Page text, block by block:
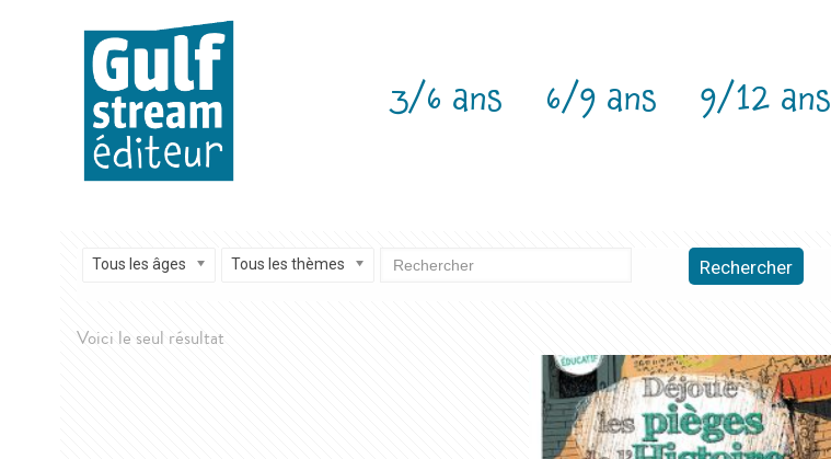
3/6 ans 6/9 ans 9/12 ans
Tous les âges Tous les thèmes Rechercher
Voici le seul résultat